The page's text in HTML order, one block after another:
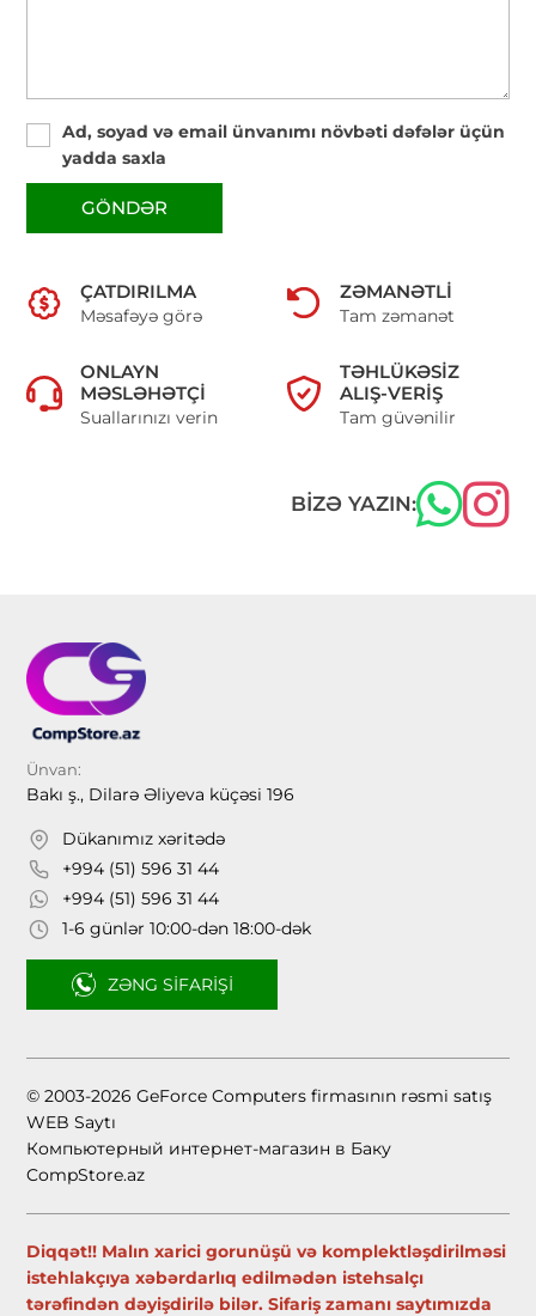
Ad, soyad və email ünvanımı növbəti dəfələr üçün
yadda saxla
GÖNDƏR
ÇATDIRILMA
Məsafəyə görə
ZƏMANƏTLI
Tam zəmanət
ONLAYN
MƏSLƏHƏTÇI
Suallarınızı verin
TƏHLÜKƏSIZ
ALIŞ-VERIŞ
Tam güvənilir
BIZƏ YAZIN:
Ünvan:
Bakı ş., Dilarə Əliyeva küçəsi 196
Dükanımız xəritədə
+994 (51) 596 31 44
+994 (51) 596 31 44
1-6 günlər 10:00-dən 18:00-dək
ZƏNG SIFARIŞI
© 2003-2026 GeForce Computers firmasının rəsmi satış
WEB Saytı
Компьютерный интернет-магазин в Баку
CompStore.az
Diqqət!! Malın xarici gorunüşü və komplektləşdirilməsi
istehlakçıya xəbərdarlıq edilmədən istehsalçı
tərəfindən dəyişdirilə bilər. Sifariş zamanı saytımızda